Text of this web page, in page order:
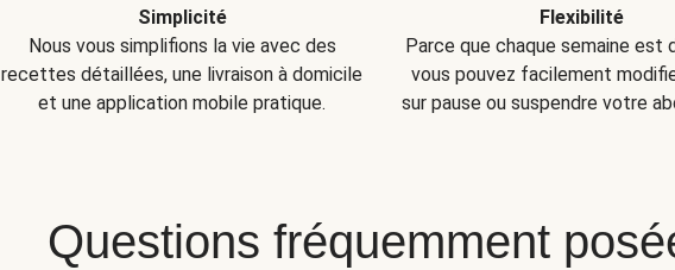
Simplicité
Nous vous simplifions la vie avec des
recettes détaillées, une livraison à domicile
et une application mobile pratique.
Flexibilité
Parce que chaque semaine est
vous pouvez facilement
sur pause ou suspendre votre
Questions fréquemment